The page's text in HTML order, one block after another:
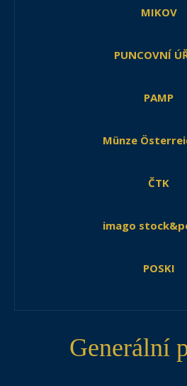
MIKOV
PUNCOVNÍ
PAMP
Münze
ČTK
imago
POSKI
Generální